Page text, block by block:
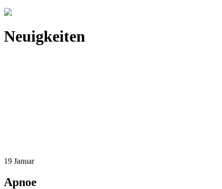
Neuigkeiten
19 Januar
Apnoe